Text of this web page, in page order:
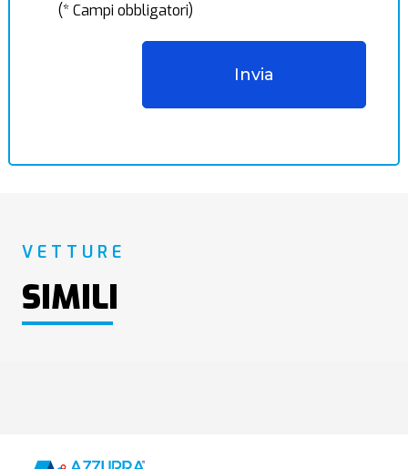
(* Campi obbligatori)
VETTURE
SIMILI